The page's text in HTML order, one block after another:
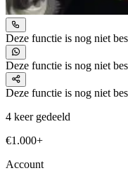
Deze functie is nog niet
Deze functie is nog niet
Deze functie is nog niet
4 keer gedeeld
€1.000+
Account